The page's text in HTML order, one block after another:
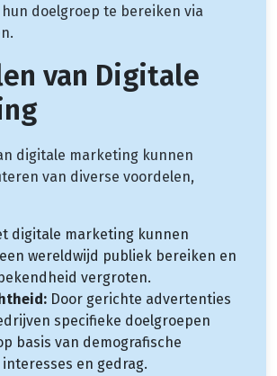
doelgroep te bereiken via
van Digitale
digitale marketing kunnen
van diverse voordelen,
digitale marketing kunnen
wereldwijd publiek bereiken en
vergroten.
Door gerichte advertenties
specifieke doelgroepen
basis van demografische
interesses en gedrag.